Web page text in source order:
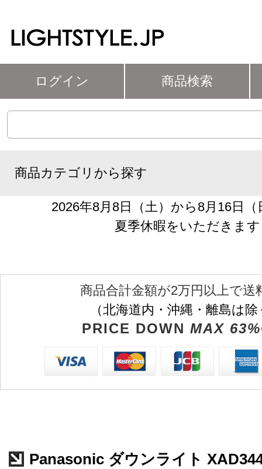
ログイン 商品検索
商品カテゴリから探す
2026年8月8日（土）から8月16日
夏季休暇をいただきます
商品合計金額が2万円以上で送
（北海道内・沖縄・離島は
PRICE DOWN MAX
Panasonic ダウンライト